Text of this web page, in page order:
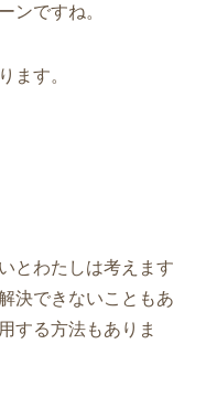
ンですね。
ます。
とわたしは考えます
決できないこともあ
する方法もありま